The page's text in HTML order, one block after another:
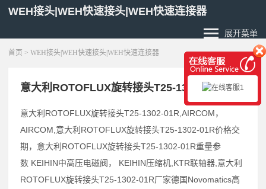
WEH接头|WEH快速接头|WEH快速连接器
展开菜单
首页 > WEH接头|WEH快速接头|WEH快速连接器
意大利ROTOFLUX旋转接头T25-1302-01R尺寸
意大利ROTOFLUX旋转接头T25-1302-01R,AIRCOM，
AIRCOM,意大利ROTOFLUX旋转接头T25-1302-01R价格交
期，意大利ROTOFLUX旋转接头T25-1302-01R重量参
数 KEIHIN中高压电磁阀， KEIHIN压缩机,KTR联轴器,意大利
ROTOFLUX旋转接头T25-1302-01R厂家德国Novomatics高